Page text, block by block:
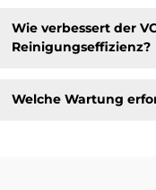
Wie verbessert der
Reinigungseffizienz?
Welche Wartung